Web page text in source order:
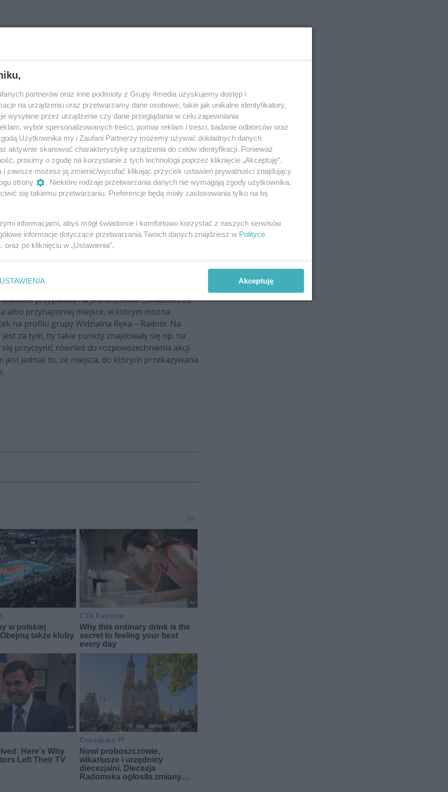
mogą zostawić produkty spożywcze znajduje się
Specjalnych i Placówek Oświatowych. Jej
opieką nauczycieli. „Lodówka pełna dobroci”
pomagasz sobie”.
do piątku w godz. 6.00 – 20.30, a w
mogą przynieść do punktu coś od siebie, bądź
można przynosić żywność, znajduje się na
się przed bramą przy ul. Zagłoby 3.
nadające się do spożycia i oznaczone datą
jadłodzielni, który znajdował się przy ul.
Widzialna Ręka – Radom pojawiło się kilka
nikt się odpowiednio nie zajmował, przez co
przy ul. Warzywnej jest w opłakanym stanie” –
że w mieście, w którym żyje 200 tys.
więcej. W komentarzach na profilu padają
przypadała na jedno osiedle. „Uważam, że
albo przynajmniej miejsce, w którym można
na profilu grupy Widzialna Ręka – Radom. Na
za tym, by takie punkty znajdowały się np. na
przyczynić również do rozpowszechnienia akcji
jest jednak to, że miejsca, do których przekazywana
partnerów oraz inne podmioty z Grupy 4media uzyskujemy dostęp i
na urządzeniu oraz przetwarzamy dane osobowe, takie jak unikalne identyfikatory,
wysyłane przez urządzenie czy dane przeglądania w celu zapewniania
wybór spersonalizowanych treści, pomiar reklam i treści, badanie odbiorców oraz
Użytkownika my i Zaufani Partnerzy możemy używać dokładnych danych
aktywnie skanować charakterystykę urządzenia do celów identyfikacji. Ponieważ
prosimy o zgodę na korzystanie z tych technologii poprzez kliknięcie „Akceptuję”.
i zawsze możesz ją zmienić/wycofać klikając przycisk ustawień prywatności znajdujący
strony
. Niektóre rodzaje przetwarzania danych nie wymagają zgody użytkownika,
się takiemu przetwarzaniu. Preferencje będą miały zastosowania tylko na tej
informacjami, abyś mógł świadomie i komfortowo korzystać z naszych serwisów
informacje dotyczące przetwarzania Twoich danych znajdziesz w Polityce
. oraz po kliknięciu w „Ustawienia”.
USTAWIENIA Akceptuję